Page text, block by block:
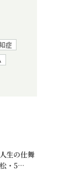
症
生の仕舞
・5…